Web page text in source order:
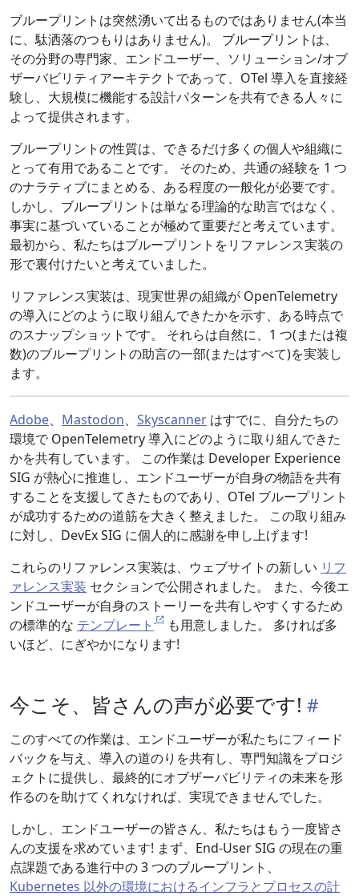
ブループリントは突然湧いて出るものではありません(本当
に、駄洒落のつもりはありません)。 ブループリントは、
その分野の専門家、エンドユーザー、ソリューション/オブ
ザーバビリティアーキテクトであって、OTel 導入を直接経
験し、大規模に機能する設計パターンを共有できる人々に
よって提供されます。
ブループリントの性質は、できるだけ多くの個人や組織に
とって有用であることです。 そのため、共通の経験を 1 つ
のナラティブにまとめる、ある程度の一般化が必要です。
しかし、ブループリントは単なる理論的な助言ではなく、
事実に基づいていることが極めて重要だと考えています。
最初から、私たちはブループリントをリファレンス実装の
形で裏付けたいと考えていました。
リファレンス実装は、現実世界の組織が OpenTelemetry
の導入にどのように取り組んできたかを示す、ある時点で
のスナップショットです。 それらは自然に、1 つ(または複
数)のブループリントの助言の一部(またはすべて)を実装し
ます。
Adobe、 Mastodon、 Skyscanner はすでに、自分たちの
環境で OpenTelemetry 導入にどのように取り組んできた
かを共有しています。 この作業は Developer Experience
SIG が熱心に推進し、エンドユーザーが自身の物語を共有
することを支援してきたものであり、OTel ブループリント
が成功するための道筋を大きく整えました。 この取り組み
に対し、DevEx SIG に個人的に感謝を申し上げます!
これらのリファレンス実装は、ウェブサイトの新しい リフ
ァレンス実装 セクションで公開されました。 また、今後エ
ンドユーザーが自身のストーリーを共有しやすくするため
の標準的な テンプレート
も用意しました。 多ければ多
いほど、にぎやかになります!
今こそ、皆さんの声が必要です!
このすべての作業は、エンドユーザーが私たちにフィード
バックを与え、導入の道のりを共有し、専門知識をプロジ
ェクトに提供し、最終的にオブザーバビリティの未来を形
作るのを助けてくれなければ、実現できませんでした。
しかし、エンドユーザーの皆さん、私たちはもう一度皆さ
んの支援を求めています! まず、End-User SIG の現在の重
点課題である進行中の 3 つのブループリント、
Kubernetes 以外の環境におけるインフラとプロセスの計